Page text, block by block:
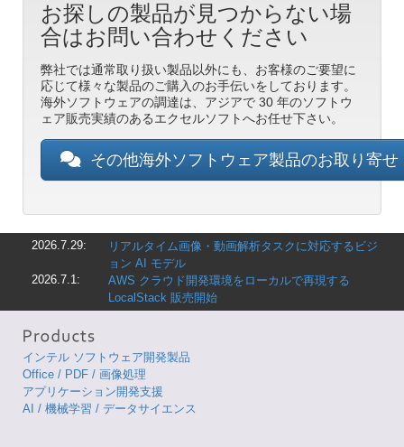
お探しの製品が見つからない場
合はお問い合わせください
弊社では通常取り扱い製品以外にも、お客様のご要望に
応じて様々な製品のご購入のお手伝いをしております。
海外ソフトウェアの調達は、アジアで 30 年のソフトウ
ェア販売実績のあるエクセルソフトへお任せ下さい。
その他海外ソフトウェア製品のお取り寄
2026.7.29:
リアルタイム画像・動画解析タスクに対応するビジ
ョン AI モデル
2026.7.1:
AWS クラウド開発環境をローカルで再現する
LocalStack 販売開始
インテル ソフトウェア開発製品
Office / PDF / 画像処理
アプリケーション開発支援
AI / 機械学習 / データサイエンス